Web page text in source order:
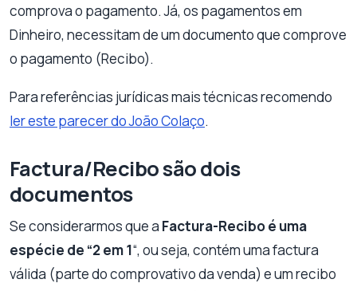
comprova o pagamento. Já, os pagamentos em
Dinheiro, necessitam de um documento que comprove
o pagamento (Recibo).
Para referências jurídicas mais técnicas recomendo
ler este parecer do João Colaço.
Factura/Recibo são dois
documentos
Se considerarmos que a Factura-Recibo é uma
espécie de “2 em 1“, ou seja, contém uma factura
válida (parte do comprovativo da venda) e um recibo